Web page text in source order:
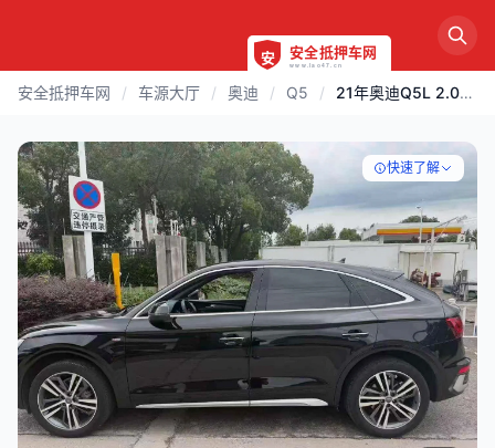
安全抵押车网 / 车源大厅 / 奥迪 / Q5 / 21年奥迪Q5L 2.0T四驱
快速了解